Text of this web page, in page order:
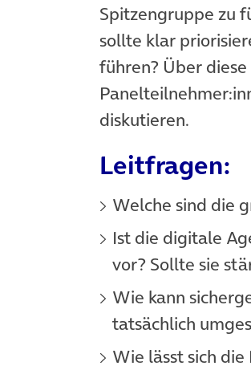
Spitzengruppe zu
sollte klar
führen? Über
diskutieren.
Leitfragen:
Welche sind die
Ist die digitale
vor? Sollte sie
Wie kann
tatsächlich
Wie lässt sich